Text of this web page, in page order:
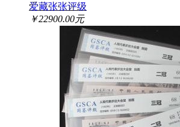
爱藏张张评级
￥22900.00元